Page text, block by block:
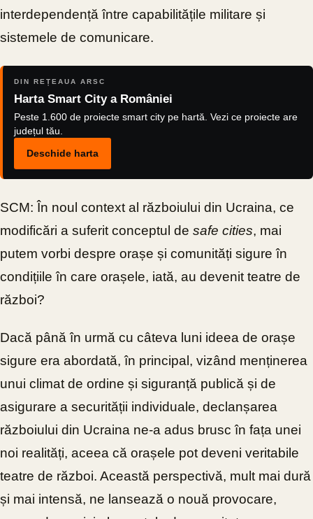
interdependență între capabilitățile militare și
sistemele de comunicare.
DIN REȚEAUA ARSC
Harta Smart City a României
Peste 1.600 de proiecte smart city pe hartă. Vezi ce proiecte are
județul tău.
Deschide harta
SCM: În noul context al războiului din Ucraina, ce
modificări a suferit conceptul de safe cities, mai
putem vorbi despre orașe și comunități sigure în
condițiile în care orașele, iată, au devenit teatre de
război?
Dacă până în urmă cu câteva luni ideea de orașe
sigure era abordată, în principal, vizând menținerea
unui climat de ordine și siguranță publică și de
asigurare a securității individuale, declanșarea
războiului din Ucraina ne-a adus brusc în fața unei
noi realități, aceea că orașele pot deveni veritabile
teatre de război. Această perspectivă, mult mai dură
și mai intensă, ne lansează o nouă provocare,